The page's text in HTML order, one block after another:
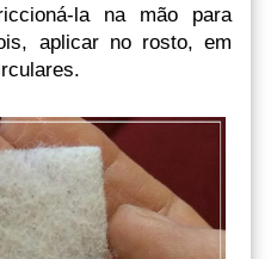
la na mão para
aplicar no rosto, em